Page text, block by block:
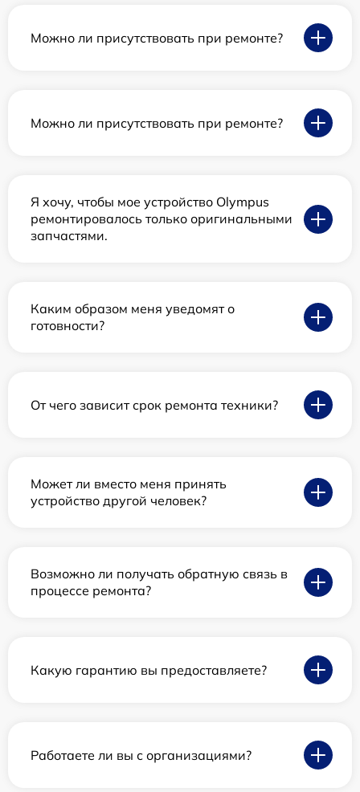
Можно ли присутствовать при ремонте?
Можно ли присутствовать при ремонте?
Я хочу, чтобы мое устройство Olympus
ремонтировалось только оригинальными
запчастями.
Каким образом меня уведомят о
готовности?
От чего зависит срок ремонта техники?
Может ли вместо меня принять
устройство другой человек?
Возможно ли получать обратную связь в
процессе ремонта?
Какую гарантию вы предоставляете?
Работаете ли вы с организациями?